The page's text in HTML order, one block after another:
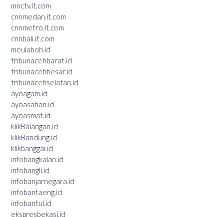
mnctv.it.com
cnnmedan.it.com
cnnmetro.it.com
cnnbali.it.com
meulaboh.id
tribunacehbarat.id
tribunacehbesar.id
tribunacehselatan.id
ayoagam.id
ayoasahan.id
ayoasmat.id
klikBalangan.id
klikBandung.id
klikbanggai.id
infobangkalan.id
infobangli.id
infobanjarnegara.id
infobantaeng.id
infobantul.id
ekspresbekasi.id